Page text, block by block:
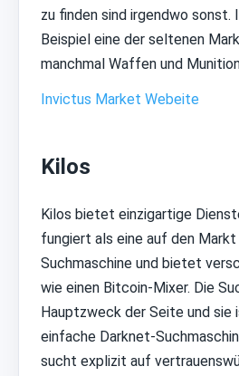
zu finden sind irgendwo sonst.
Beispiel eine der seltenen
manchmal Waffen und
Invictus Market Webeite
Kilos
Kilos bietet einzigartige
fungiert als eine auf den
Suchmaschine und bietet
wie einen Bitcoin-Mixer. Die
Hauptzweck der Seite und sie
einfache Darknet-
sucht explizit auf